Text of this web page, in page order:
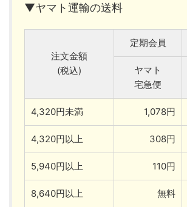
▼ヤマト運輸の送料
注文金額
(税込)
定期会員
ヤマト
宅急便
4,320円未満 1,078円
4,320円以上 308円
5,940円以上 110円
8,640円以上 無料